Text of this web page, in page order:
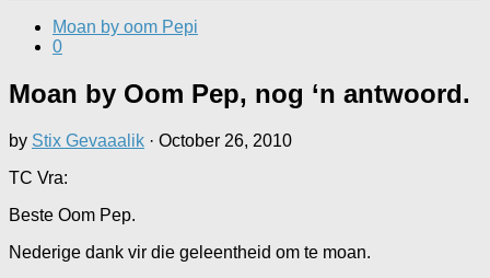
Moan by oom Pepi
0
Moan by Oom Pep, nog ‘n antwoord.
by Stix Gevaaalik · October 26, 2010
TC Vra:
Beste Oom Pep.
Nederige dank vir die geleentheid om te moan.